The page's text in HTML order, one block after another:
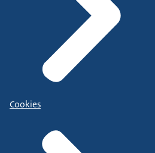
Cookies